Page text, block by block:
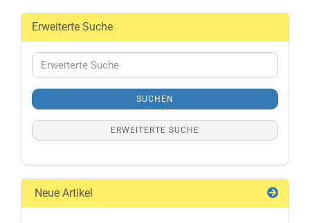
Erweiterte Suche
Erweiterte
Suche
SUCHEN
ERWEITERTE SUCHE
Neue Artikel